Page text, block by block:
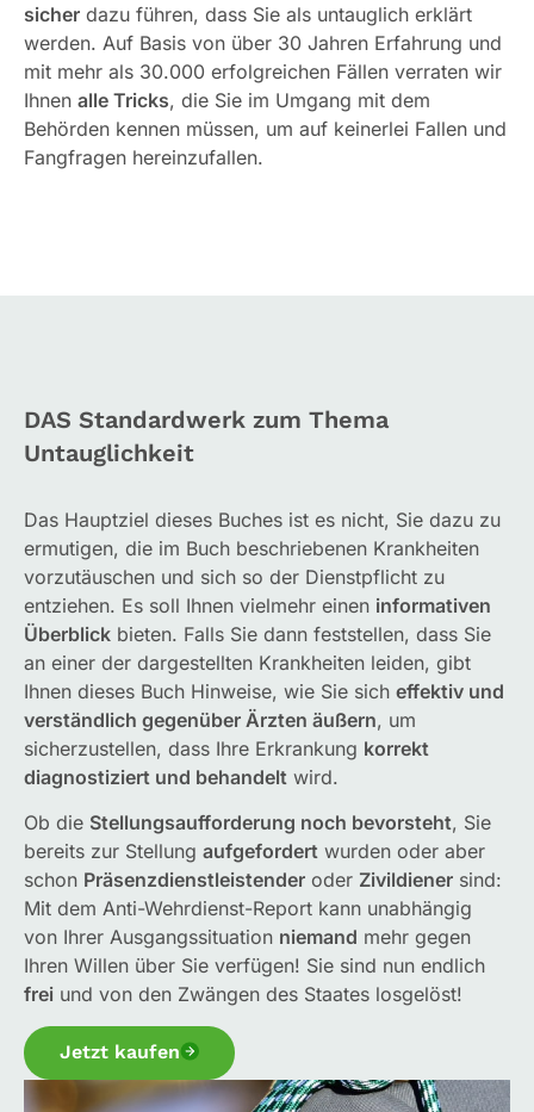
sicher dazu führen, dass Sie als untauglich erklärt
werden. Auf Basis von über 30 Jahren Erfahrung und
mit mehr als 30.000 erfolgreichen Fällen verraten wir
Ihnen alle Tricks, die Sie im Umgang mit dem
Behörden kennen müssen, um auf keinerlei Fallen und
Fangfragen hereinzufallen.
DAS Standardwerk zum Thema
Untauglichkeit
Das Hauptziel dieses Buches ist es nicht, Sie dazu zu
ermutigen, die im Buch beschriebenen Krankheiten
vorzutäuschen und sich so der Dienstpflicht zu
entziehen. Es soll Ihnen vielmehr einen informativen
Überblick bieten. Falls Sie dann feststellen, dass Sie
an einer der dargestellten Krankheiten leiden, gibt
Ihnen dieses Buch Hinweise, wie Sie sich effektiv und
verständlich gegenüber Ärzten äußern, um
sicherzustellen, dass Ihre Erkrankung korrekt
diagnostiziert und behandelt wird.
Ob die Stellungsaufforderung noch bevorsteht, Sie
bereits zur Stellung aufgefordert wurden oder aber
schon Präsenzdienstleistender oder Zivildiener sind:
Mit dem Anti-Wehrdienst-Report kann unabhängig
von Ihrer Ausgangssituation niemand mehr gegen
Ihren Willen über Sie verfügen! Sie sind nun endlich
frei und von den Zwängen des Staates losgelöst!
Jetzt kaufen